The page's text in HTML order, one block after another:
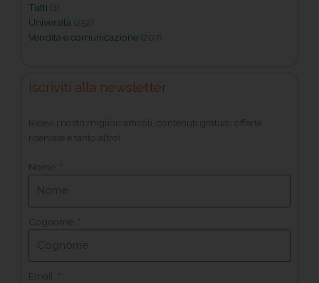
Tutti (1)
Università (252)
Vendita e comunicazione (207)
Iscriviti alla newsletter
Ricevi i nostri migliori articoli, contenuti gratuiti, offerte
riservate e tanto altro!
Nome
Cognome
Email